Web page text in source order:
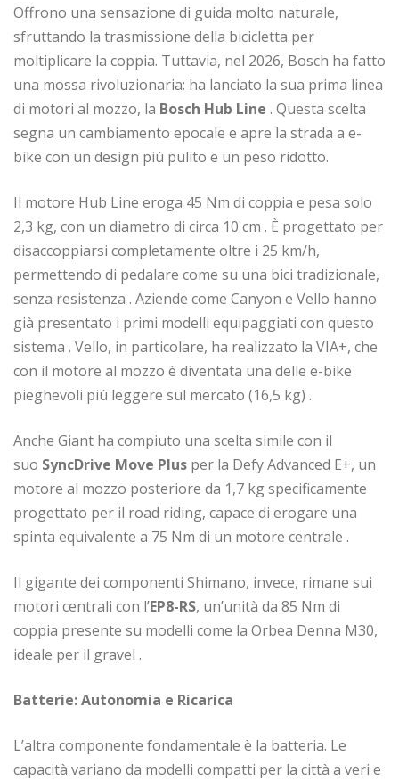
Offrono una sensazione di guida molto naturale,
sfruttando la trasmissione della bicicletta per
moltiplicare la coppia. Tuttavia, nel 2026, Bosch ha fatto
una mossa rivoluzionaria: ha lanciato la sua prima linea
di motori al mozzo, la Bosch Hub Line . Questa scelta
segna un cambiamento epocale e apre la strada a e-
bike con un design più pulito e un peso ridotto.
Il motore Hub Line eroga 45 Nm di coppia e pesa solo
2,3 kg, con un diametro di circa 10 cm . È progettato per
disaccoppiarsi completamente oltre i 25 km/h,
permettendo di pedalare come su una bici tradizionale,
senza resistenza . Aziende come Canyon e Vello hanno
già presentato i primi modelli equipaggiati con questo
sistema . Vello, in particolare, ha realizzato la VIA+, che
con il motore al mozzo è diventata una delle e-bike
pieghevoli più leggere sul mercato (16,5 kg) .
Anche Giant ha compiuto una scelta simile con il
suo SyncDrive Move Plus per la Defy Advanced E+, un
motore al mozzo posteriore da 1,7 kg specificamente
progettato per il road riding, capace di erogare una
spinta equivalente a 75 Nm di un motore centrale .
Il gigante dei componenti Shimano, invece, rimane sui
motori centrali con l’EP8-RS, un’unità da 85 Nm di
coppia presente su modelli come la Orbea Denna M30,
ideale per il gravel .
Batterie: Autonomia e Ricarica
L’altra componente fondamentale è la batteria. Le
capacità variano da modelli compatti per la città a veri e